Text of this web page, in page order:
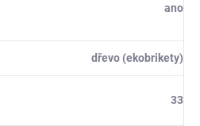
ano
dřevo (ekobrikety)
33